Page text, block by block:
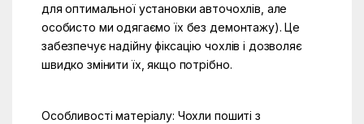
для оптимальної установки авточохлів, але
особисто ми одягаємо їх без демонтажу). Це
забезпечує надійну фіксацію чохлів і дозволяє
швидко змінити їх, якщо потрібно.
Особливості матеріалу: Чохли пошиті з